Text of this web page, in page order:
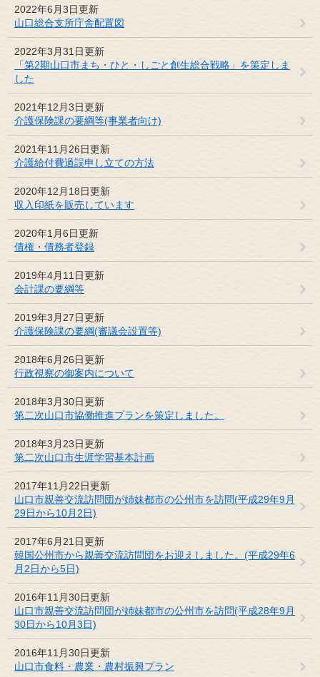
2022年6月3日更新
山口総合支所庁舎配置図
2022年3月31日更新
「第2期山口市まち・ひと・しごと創生総合戦略」を策定しま
した
2021年12月3日更新
介護保険課の要綱等(事業者向け)
2021年11月26日更新
介護給付費過誤申し立ての方法
2020年12月18日更新
収入印紙を販売しています
2020年1月6日更新
債権・債務者登録
2019年4月11日更新
会計課の要綱等
2019年3月27日更新
介護保険課の要綱(審議会設置等)
2018年6月26日更新
行政視察の御案内について
2018年3月30日更新
第二次山口市協働推進プランを策定しました。
2018年3月23日更新
第二次山口市生涯学習基本計画
2017年11月22日更新
山口市親善交流訪問団が姉妹都市の公州市を訪問(平成29年9月
29日から10月2日)
2017年6月21日更新
韓国公州市から親善交流訪問団をお迎えしました。(平成29年6
月2日から5日)
2016年11月30日更新
山口市親善交流訪問団が姉妹都市の公州市を訪問(平成28年9月
30日から10月3日)
2016年11月30日更新
山口市食料・農業・農村振興プラン